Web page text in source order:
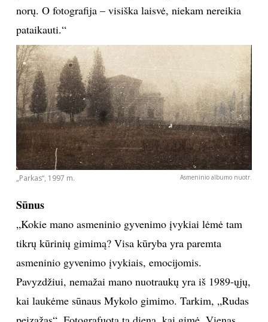
užtenka.
Ketverius metus buvau Fotomenininkų sąjungos
Klaipėdos skyriaus pirmininkas. Anksčiau dirbau
interjero dizaineriu, tačiau dvejus ar trejus metus šioje
srityje nieko nedarau. Interjeras įdomu, bet ne viskas
priklauso nuo tavo valios, privalai paisyti užsakovų
norų. O fotografija – visiška laisvė, niekam nereikia
pataikauti.“
„Parkas“, 1997 m. Asmeninio albumo nuotr.